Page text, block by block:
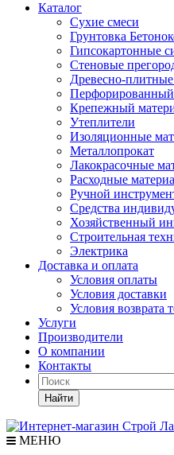
Каталог
Сухие смеси
Грунтовка
Гипсокартонные
Стеновые
Древесно-
Крепежный
Утеплители
Изоляционные
Металлопрокат
Лакокрасочные
Расходные
Ручной
Средства
Хозяйственный
Строительная
Электрика
Доставка и оплата
Условия оплаты
Условия доставки
Условия возврата
Услуги
Производители
О компании
Контакты
Найти
МЕНЮ